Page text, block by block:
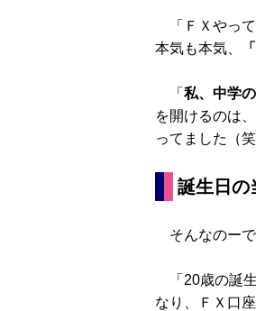
「ＦＸやって
本気も本気、
「 私、中学
を開けるのは
ってました（笑
誕生日の
そんなのーで
「20歳の誕
なり、ＦＸ口